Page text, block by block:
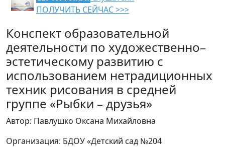
ПОЛУЧИТЬ СЕЙЧАС >>>
Конспект образовательной
деятельности по художественно–
эстетическому развитию с
использованием нетрадиционных
техник рисования в средней
группе «Рыбки – друзья»
Автор: Павлушко Оксана Михайловна
Организация: БДОУ «Детский сад №204